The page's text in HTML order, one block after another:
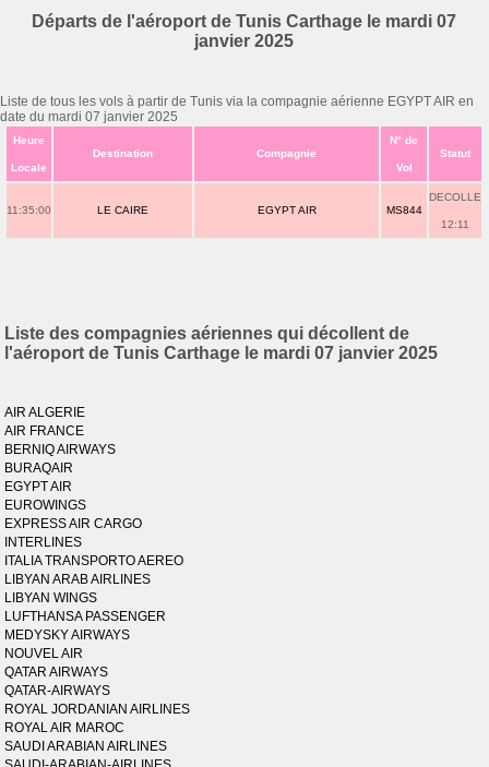
Départs de l'aéroport de Tunis Carthage le mardi 07
janvier 2025
Liste de tous les vols à partir de Tunis via la compagnie aérienne EGYPT AIR en
date du mardi 07 janvier 2025
Heure
Locale
Destination Compagnie
N° de
Vol
Statut
11:35:00 LE CAIRE EGYPT AIR MS844
DECOLLE
12:11
Liste des compagnies aériennes qui décollent de
l'aéroport de Tunis Carthage le mardi 07 janvier 2025
AIR ALGERIE
AIR FRANCE
BERNIQ AIRWAYS
BURAQAIR
EGYPT AIR
EUROWINGS
EXPRESS AIR CARGO
INTERLINES
ITALIA TRANSPORTO AEREO
LIBYAN ARAB AIRLINES
LIBYAN WINGS
LUFTHANSA PASSENGER
MEDYSKY AIRWAYS
NOUVEL AIR
QATAR AIRWAYS
QATAR-AIRWAYS
ROYAL JORDANIAN AIRLINES
ROYAL AIR MAROC
SAUDI ARABIAN AIRLINES